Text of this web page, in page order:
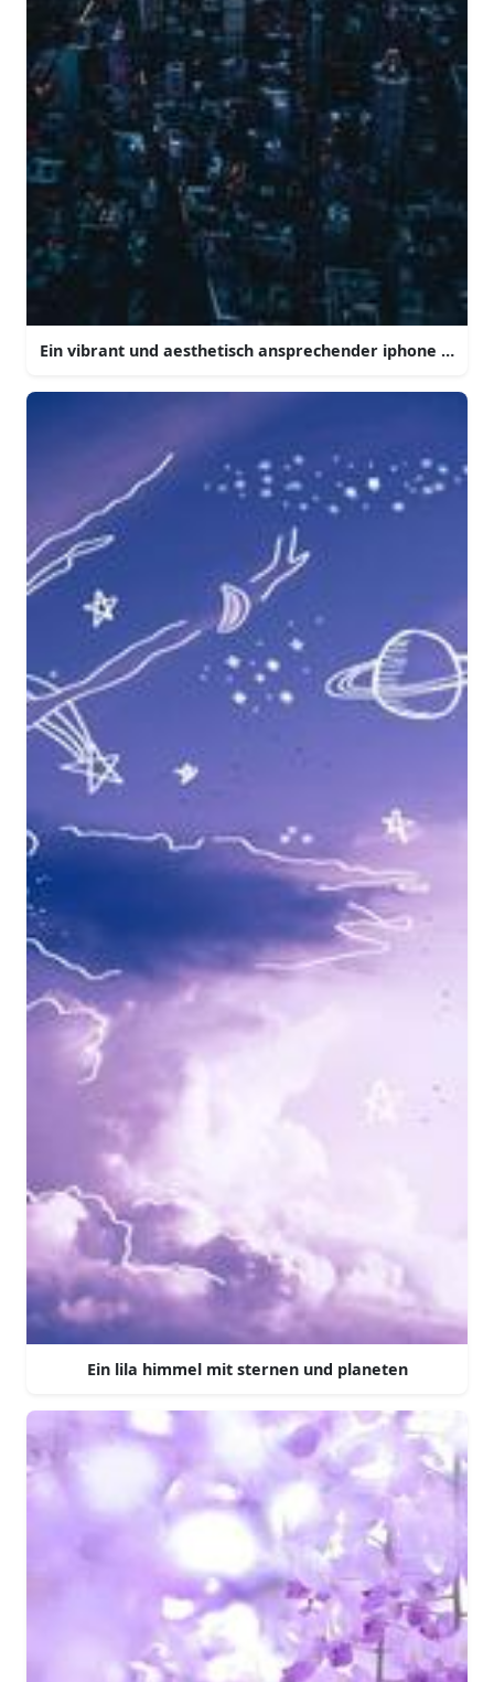
Ein vibrant und aesthetisch ansprechender iphone
Ein lila himmel mit sternen und planeten